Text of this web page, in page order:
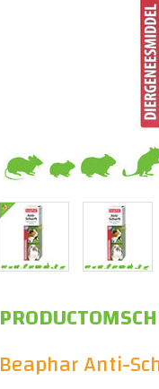
Beaphar Anti-